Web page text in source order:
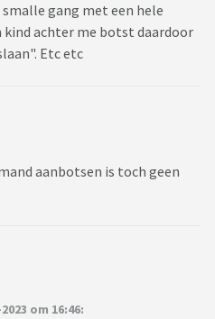
gang met een hele
achter me botst daardoor
Etc etc
aanbotsen is toch geen
om 16:46: